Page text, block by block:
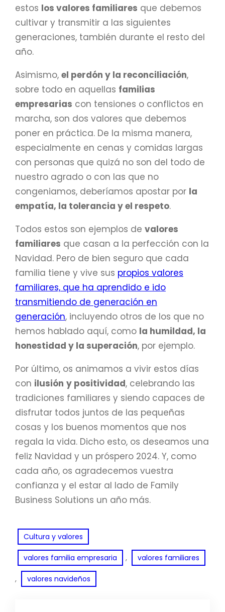
estos los valores familiares que debemos
cultivar y transmitir a las siguientes
generaciones, también durante el resto del
año.
Asimismo, el perdón y la reconciliación,
sobre todo en aquellas familias
empresarias con tensiones o conflictos en
marcha, son dos valores que debemos
poner en práctica. De la misma manera,
especialmente en cenas y comidas largas
con personas que quizá no son del todo de
nuestro agrado o con las que no
congeniamos, deberíamos apostar por la
empatía, la tolerancia y el respeto.
Todos estos son ejemplos de valores
familiares que casan a la perfección con la
Navidad. Pero de bien seguro que cada
familia tiene y vive sus propios valores
familiares, que ha aprendido e ido
transmitiendo de generación en
generación, incluyendo otros de los que no
hemos hablado aquí, como la humildad, la
honestidad y la superación, por ejemplo.
Por último, os animamos a vivir estos días
con ilusión y positividad, celebrando las
tradiciones familiares y siendo capaces de
disfrutar todos juntos de las pequeñas
cosas y los buenos momentos que nos
regala la vida. Dicho esto, os deseamos una
feliz Navidad y un próspero 2024. Y, como
cada año, os agradecemos vuestra
confianza y el estar al lado de Family
Business Solutions un año más.
Cultura y valores
valores familia empresaria , valores familiares
, valores navideños